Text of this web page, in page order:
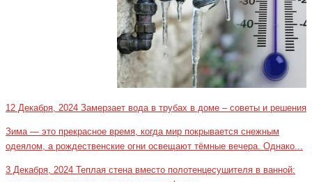
12 Декабря, 2024 Замерзает вода в трубах в доме – советы и решения
Зима — это прекрасное время, когда мир покрывается снежным
одеялом, а рождественские огни освещают тёмные вечера. Однако...
3 Декабря, 2024 Теплая стена вместо полотенцесушителя в ванной: